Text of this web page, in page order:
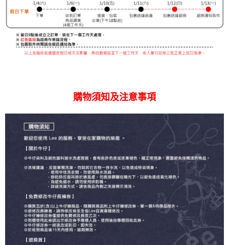
購物須知及注意事項